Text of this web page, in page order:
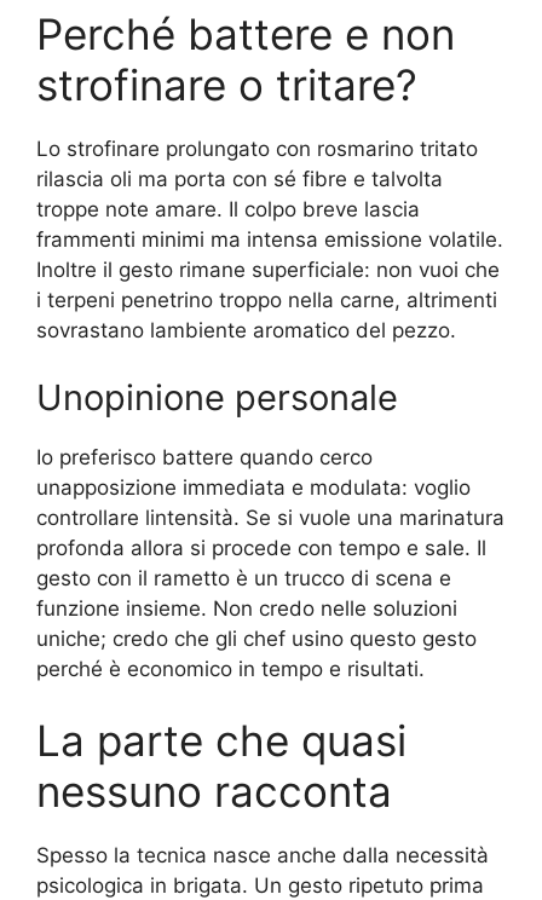
Perché battere e non
strofinare o tritare?
Lo strofinare prolungato con rosmarino tritato
rilascia oli ma porta con sé fibre e talvolta
troppe note amare. Il colpo breve lascia
frammenti minimi ma intensa emissione volatile.
Inoltre il gesto rimane superficiale: non vuoi che
i terpeni penetrino troppo nella carne, altrimenti
sovrastano lambiente aromatico del pezzo.
Unopinione personale
Io preferisco battere quando cerco
unapposizione immediata e modulata: voglio
controllare lintensità. Se si vuole una marinatura
profonda allora si procede con tempo e sale. Il
gesto con il rametto è un trucco di scena e
funzione insieme. Non credo nelle soluzioni
uniche; credo che gli chef usino questo gesto
perché è economico in tempo e risultati.
La parte che quasi
nessuno racconta
Spesso la tecnica nasce anche dalla necessità
psicologica in brigata. Un gesto ripetuto prima